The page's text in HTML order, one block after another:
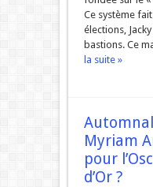
Ce système
élections,
bastions. Ce
la suite »
Myriam
pour
d’Or ?